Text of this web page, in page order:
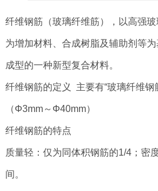
纤维钢筋（玻璃纤维筋），以高强
为增加材料、合成树脂及辅助剂等为
成型的一种新型复合材料。
纤维钢筋的定义 主要有“玻璃纤维钢
（Φ3mm～Φ40mm）
纤维钢筋的特点
质量轻：仅为同体积钢筋的1/4；密
间。